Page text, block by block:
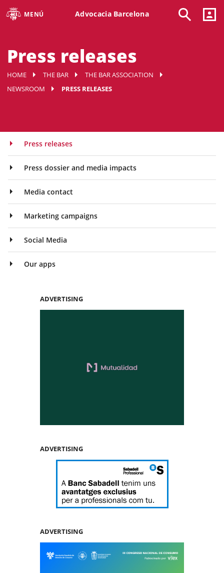
MENÚ Advocacia Barcelona
Press releases
HOME THE BAR
THE BAR ASSOCIATION
NEWSROOM
PRESS RELEASES
Press releases
Press dossier and media impacts
Media contact
Marketing campaigns
Social Media
Our apps
ADVERTISING
ADVERTISING
ADVERTISING